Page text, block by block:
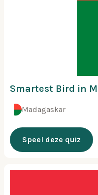
Smartest Bird in
Madagaskar
Speel deze quiz